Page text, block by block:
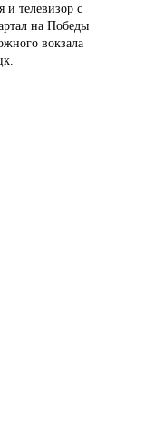
и телевизор с
на Победы
вокзала